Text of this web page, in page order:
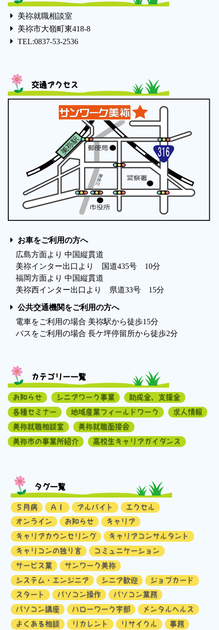
美祢就職相談室
美祢市大嶺町東418-8
TEL:0837-53-2536
交通アクセス
お車をご利用の方へ
広島方面より 中国縦貫道
美祢インター出口より 国道435号 10分
福岡方面より 中国縦貫道
美祢西インター出口より 県道33号 15分
公共交通機関をご利用の方へ
電車をご利用の場合 美祢駅から徒歩15分
バスをご利用の場合 長ケ坪停留所から徒歩2分
カテゴリー一覧
お知らせ シニアワーク事業
助成金、支援金
各種セミナー
地域産業フィールドワーク
求人情報
美祢就職相談室
美祢就職面接会
美祢市の事業所紹介
高校生キャリアガイダンス
タグ一覧
５月病 ＡＩ アルバイト
エクセル
オンライン
お知らせ
キャリア
キャリアカウンセリング
キャリアコンサルタント
キャリコンの独り言
コミュニケーション
サービス業
サンワーク美祢
システム・エンジニア
シニア歓迎
ジョブカード
スタート
パソコン操作
パソコン業務
パソコン講座
ハローワーク宇部
メンタルヘルス
よくある相談
リカレント リサイクル
事務